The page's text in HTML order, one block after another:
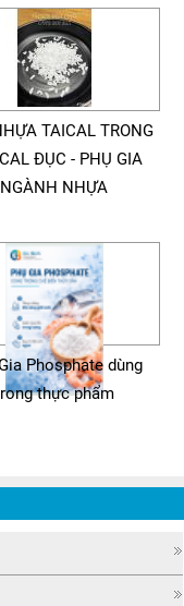
TAICAL TRONG
ĐỤC - PHỤ GIA
NGÀNH NHỰA
Phosphate dùng
thực phẩm